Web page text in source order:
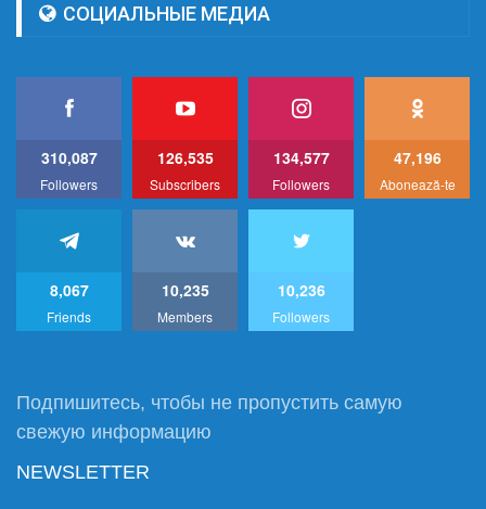
СОЦИАЛЬНЫЕ МЕДИА
310,087
Followers
126,535
Subscribers
134,577
Followers
47,196
Abonează-te
8,067
Friends
10,235
Members
10,236
Followers
Подпишитесь, чтобы не пропустить самую
свежую информацию
NEWSLETTER